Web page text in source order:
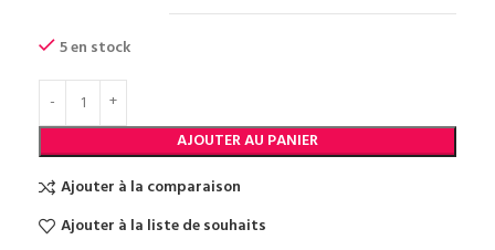
5 en stock
AJOUTER AU PANIER
Ajouter à la comparaison
Ajouter à la liste de souhaits